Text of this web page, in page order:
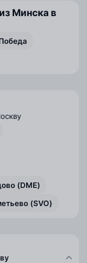
Минска в
(DME)
(SVO)